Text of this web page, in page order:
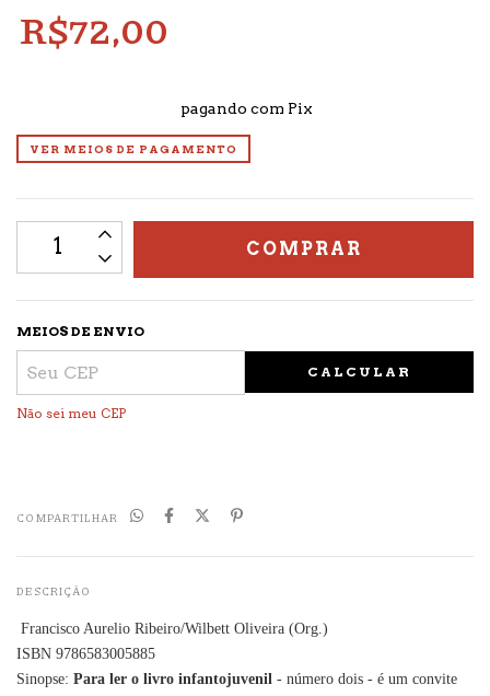
R$72,00
pagando com Pix
VER MEIOS DE PAGAMENTO
MEIOS DE ENVIO
CALCULAR
Não sei meu CEP
COMPARTILHAR
DESCRIÇÃO
Francisco Aurelio Ribeiro/Wilbett Oliveira (Org.)
ISBN 9786583005885
Sinopse: Para ler o livro infantojuvenil - número dois - é um convite